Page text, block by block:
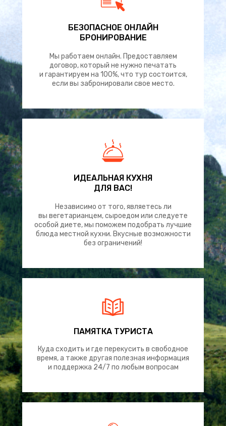
БЕЗОПАСНОЕ ОНЛАЙН
БРОНИРОВАНИЕ
ИДЕАЛЬНАЯ КУХНЯ
ДЛЯ ВАС!
ПАМЯТКА ТУРИСТА
Мы работаем онлайн. Предоставляем
договор, который не нужно печатать
и гарантируем на 100%, что тур состоится,
если вы забронировали свое место.
Независимо от того, являетесь ли
вы вегетарианцем, сыроедом или следуете
особой диете, мы поможем подобрать лучшие
блюда местной кухни. Вкусные возможности
без ограничений!
Куда сходить и где перекусить в свободное
время, а также другая полезная информация
и поддержка 24/7 по любым вопросам